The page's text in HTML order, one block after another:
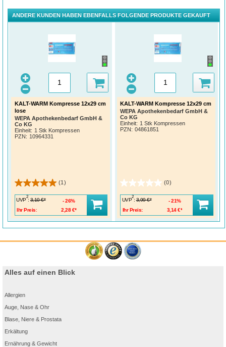
ANDERE KUNDEN HABEN EBENFALLS FOLGENDE PRODUKTE GEKAUFT
KALT-WARM Kompresse 12x29 cm
lose
WEPA Apothekenbedarf GmbH &
Co KG
Einheit: 1 Stk Kompressen
PZN: 10964331
(1)
UVP
2
: 3,10 €*
Ihr Preis:
2,28 €*
26%
KALT-WARM Kompresse 12x29 cm
WEPA Apothekenbedarf GmbH &
Co KG
Einheit: 1 Stk Kompressen
PZN: 04861851
(0)
UVP
2
: 3,99 €*
Ihr Preis:
3,14 €*
21%
Alles auf einen Blick
Allergien
Auge, Nase & Ohr
Blase, Niere & Prostata
Erkältung
Ernährung & Gewicht